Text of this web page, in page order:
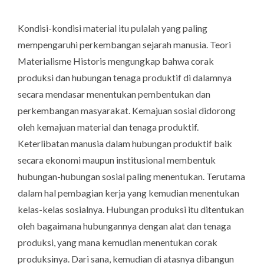
Kondisi-kondisi material itu pulalah yang paling
mempengaruhi perkembangan sejarah manusia. Teori
Materialisme Historis mengungkap bahwa corak
produksi dan hubungan tenaga produktif di dalamnya
secara mendasar menentukan pembentukan dan
perkembangan masyarakat. Kemajuan sosial didorong
oleh kemajuan material dan tenaga produktif.
Keterlibatan manusia dalam hubungan produktif baik
secara ekonomi maupun institusional membentuk
hubungan-hubungan sosial paling menentukan. Terutama
dalam hal pembagian kerja yang kemudian menentukan
kelas-kelas sosialnya. Hubungan produksi itu ditentukan
oleh bagaimana hubungannya dengan alat dan tenaga
produksi, yang mana kemudian menentukan corak
produksinya. Dari sana, kemudian di atasnya dibangun